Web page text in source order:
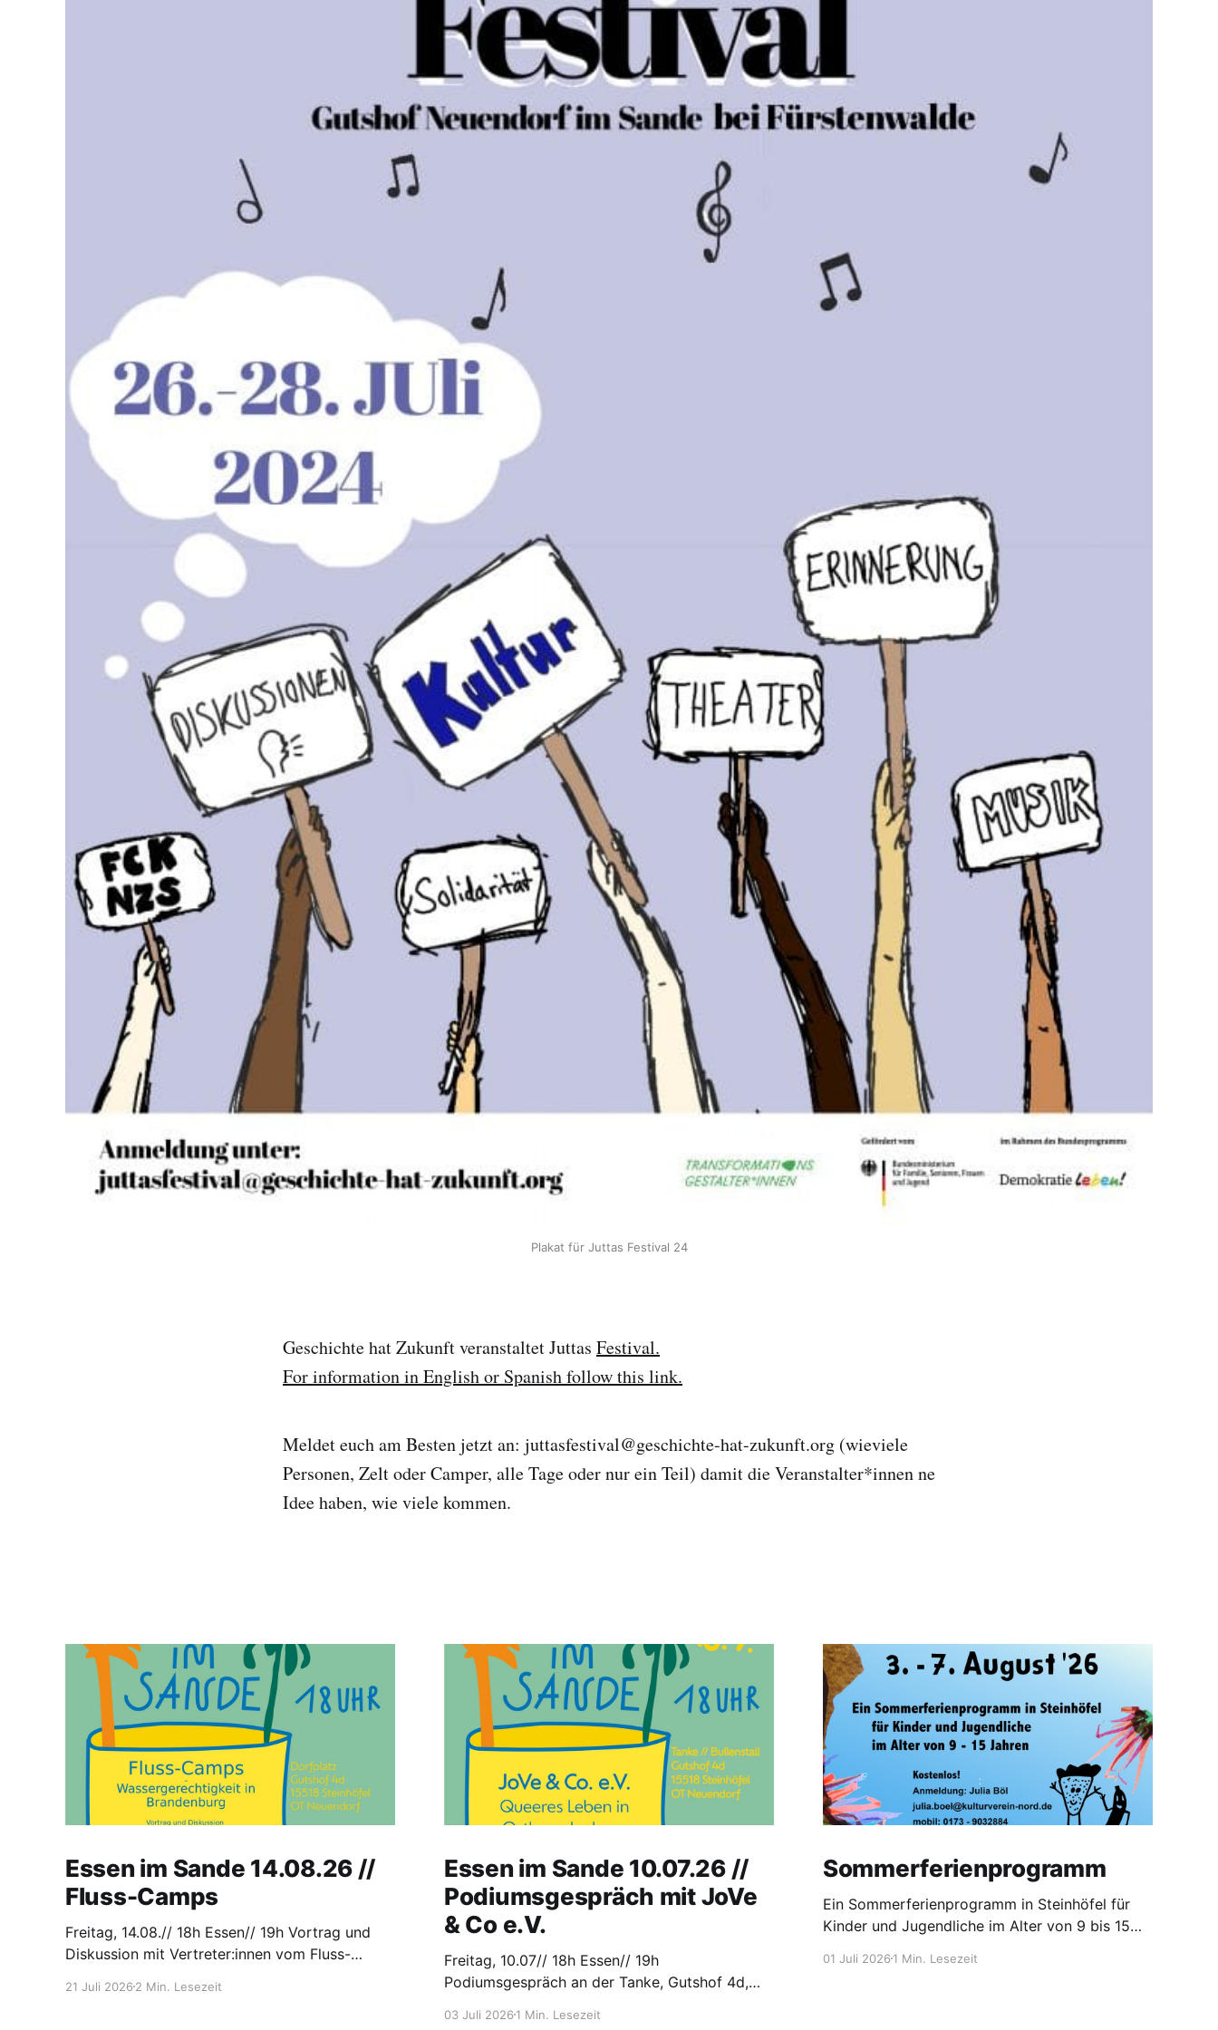
Plakat für Juttas Festival 24
Geschichte hat Zukunft veranstaltet Juttas Festival.
For information in English or Spanish follow this link.
Meldet euch am Besten jetzt an: juttasfestival@geschichte-hat-zukunft.org (wieviele
Personen, Zelt oder Camper, alle Tage oder nur ein Teil) damit die Veranstalter*innen ne
Idee haben, wie viele kommen.
Essen im Sande 14.08.26 //
Fluss-Camps
Freitag, 14.08.// 18h Essen// 19h Vortrag und
Diskussion mit Vertreter:innen vom Fluss-
Steinhöfel
21 Juli 2026 2 Min. Lesezeit
Essen im Sande 10.07.26 //
Podiumsgespräch mit JoVe
& Co e.V.
Freitag, 10.07// 18h Essen// 19h
Podiumsgespräch an der Tanke, Gutshof 4d,
03 Juli 20261 Min. Lesezeit
Sommerferienprogramm
Ein Sommerferienprogramm in Steinhöfel für
Kinder und Jugendliche im Alter von 9 bis 15
01 Juli 20261 Min. Lesezeit